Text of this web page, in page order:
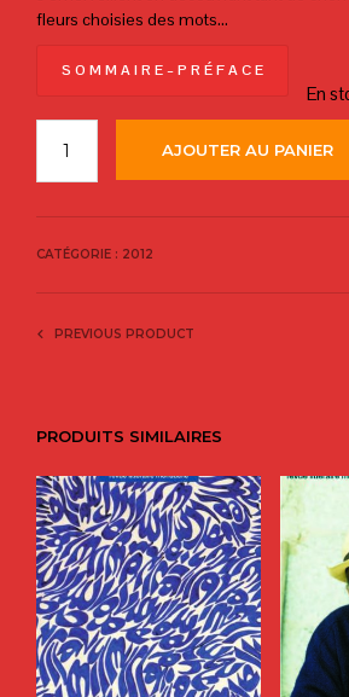
fleurs choisies des mots…
S O M M A I R E – P R É F A C E
En
AJOUTER AU PANIER
CATÉGORIE : 2012
PREVIOUS PRODUCT
PRODUITS SIMILAIRES